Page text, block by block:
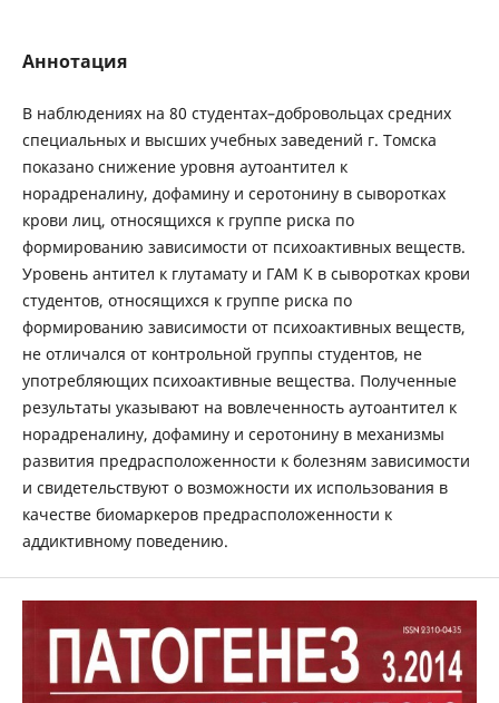
Аннотация
В наблюдениях на 80 студентах–добровольцах средних
специальных и высших учебных заведений г. Томска
показано снижение уровня аутоантител к
норадреналину, дофамину и серотонину в сыворотках
крови лиц, относящихся к группе риска по
формированию зависимости от психоактивных веществ.
Уровень антител к глутамату и ГAM К в сыворотках крови
студентов, относящихся к группе риска по
формированию зависимости от психоактивных веществ,
не отличался от контрольной группы студентов, не
употребляющих психоактивные вещества. Полученные
результаты указывают на вовлеченность аутоантител к
норадреналину, дофамину и серотонину в механизмы
развития предрасположенности к болезням зависимости
и свидетельствуют о возможности их использования в
качестве биомаркеров предрасположенности к
аддиктивному поведению.